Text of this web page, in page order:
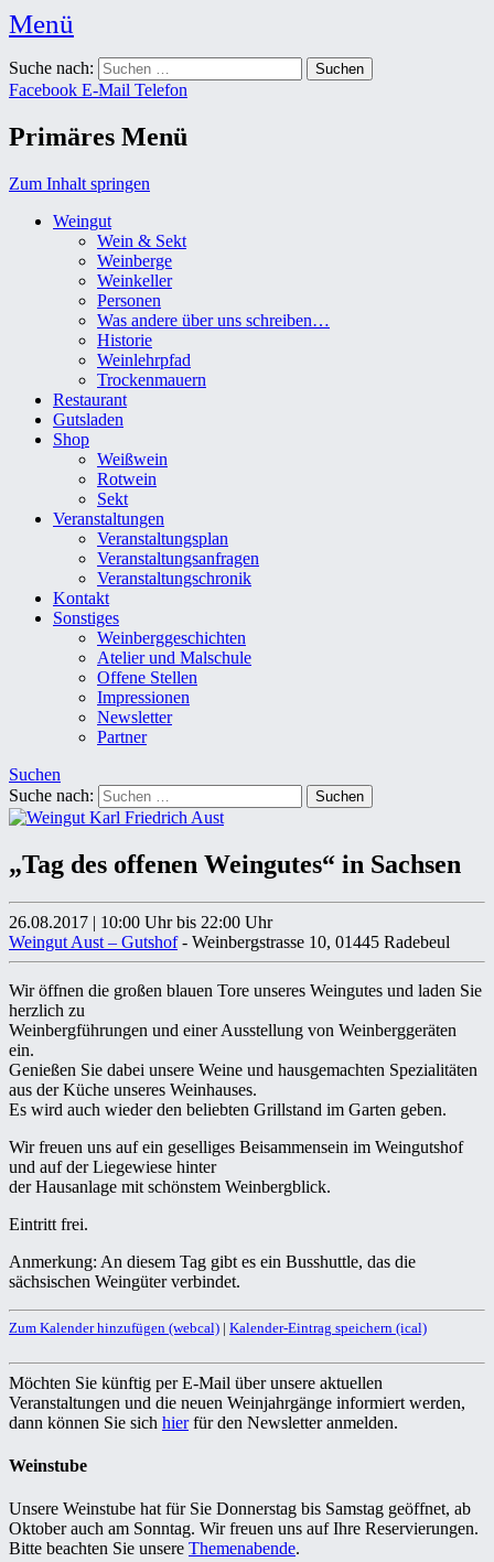
Menü
Weingut Karl Friedrich Aust
Das Weingut im Herzen der Radebeuler Oberlößnitz
Suche nach:
Facebook E-Mail Telefon
Primäres Menü
Zum Inhalt springen
Weingut
Wein & Sekt
Weinberge
Weinkeller
Personen
Was andere über uns schreiben…
Historie
Weinlehrpfad
Trockenmauern
Restaurant
Gutsladen
Shop
Weißwein
Rotwein
Sekt
Veranstaltungen
Veranstaltungsplan
Veranstaltungsanfragen
Veranstaltungschronik
Kontakt
Sonstiges
Weinberggeschichten
Atelier und Malschule
Offene Stellen
Impressionen
Newsletter
Partner
Suchen
Suche nach:
„Tag des offenen Weingutes“ in Sachsen
26.08.2017 | 10:00 Uhr bis 22:00 Uhr
Weingut Aust – Gutshof- Weinbergstrasse 10, 01445 Radebeul
Wir öffnen die großen blauen Tore unseres Weingutes und laden Sie
herzlich zu
Weinbergführungen und einer Ausstellung von Weinberggeräten
ein.
Genießen Sie dabei unsere Weine und hausgemachten Spezialitäten
aus der Küche unseres Weinhauses.
Es wird auch wieder den beliebten Grillstand im Garten geben.
Wir freuen uns auf ein geselliges Beisammensein im Weingutshof
und auf der Liegewiese hinter
der Hausanlage mit schönstem Weinbergblick.
Eintritt frei.
Anmerkung: An diesem Tag gibt es ein Busshuttle, das die
sächsischen Weingüter verbindet.
Zum Kalender hinzufügen (webcal) | Kalender-Eintrag speichern (ical)
Möchten Sie künftig per E-Mail über unsere aktuellen
Veranstaltungen und die neuen Weinjahrgänge informiert werden,
dann können Sie sich hierfür den Newsletter anmelden.
Weinstube
Unsere Weinstube hat für Sie Donnerstag bis Samstag geöffnet, ab
Oktober auch am Sonntag. Wir freuen uns auf Ihre Reservierungen.
Bitte beachten Sie unsere Themenabende.